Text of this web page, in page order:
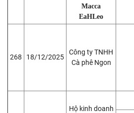
Macca
EaHLeo
268 18/12/2025
Công ty TNHH
Cà phê Ngon
Hộ kinh doanh